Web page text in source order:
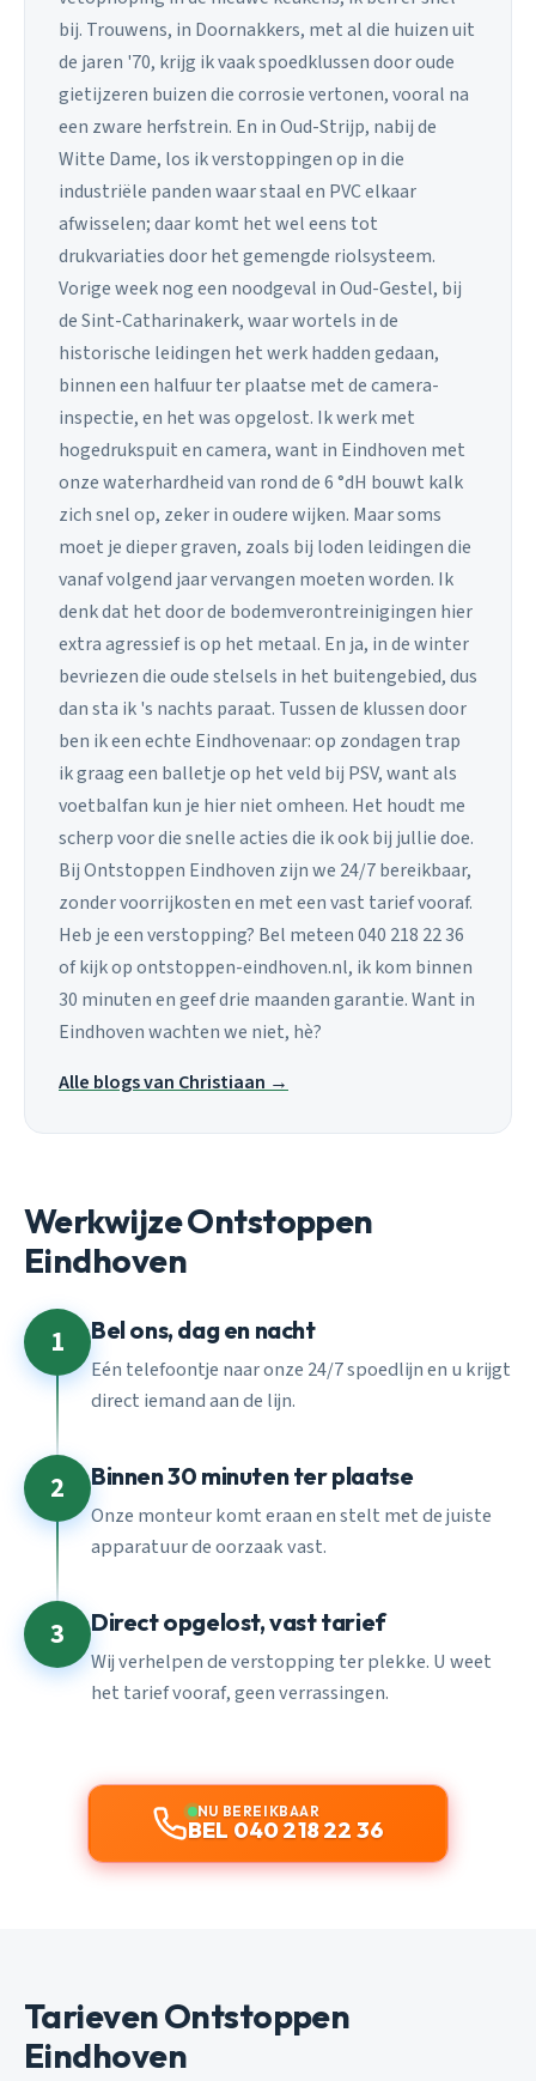
bij. Trouwens, in Doornakkers, met al die huizen uit
de jaren '70, krijg ik vaak spoedklussen door oude
gietijzeren buizen die corrosie vertonen, vooral na
een zware herfstrein. En in Oud-Strijp, nabij de
Witte Dame, los ik verstoppingen op in die
industriële panden waar staal en PVC elkaar
afwisselen; daar komt het wel eens tot
drukvariaties door het gemengde riolsysteem.
Vorige week nog een noodgeval in Oud-Gestel, bij
de Sint-Catharinakerk, waar wortels in de
historische leidingen het werk hadden gedaan,
binnen een halfuur ter plaatse met de camera-
inspectie, en het was opgelost. Ik werk met
hogedrukspuit en camera, want in Eindhoven met
onze waterhardheid van rond de 6 °dH bouwt kalk
zich snel op, zeker in oudere wijken. Maar soms
moet je dieper graven, zoals bij loden leidingen die
vanaf volgend jaar vervangen moeten worden. Ik
denk dat het door de bodemverontreinigingen hier
extra agressief is op het metaal. En ja, in de winter
bevriezen die oude stelsels in het buitengebied, dus
dan sta ik 's nachts paraat. Tussen de klussen door
ben ik een echte Eindhovenaar: op zondagen trap
ik graag een balletje op het veld bij PSV, want als
voetbalfan kun je hier niet omheen. Het houdt me
scherp voor die snelle acties die ik ook bij jullie doe.
Bij Ontstoppen Eindhoven zijn we 24/7 bereikbaar,
zonder voorrijkosten en met een vast tarief vooraf.
Heb je een verstopping? Bel meteen 040 218 22 36
of kijk op ontstoppen-eindhoven.nl, ik kom binnen
30 minuten en geef drie maanden garantie. Want in
Eindhoven wachten we niet, hè?
Alle blogs van Christiaan →
Werkwijze Ontstoppen
Eindhoven
1 Bel ons, dag en nacht
Eén telefoontje naar onze 24/7 spoedlijn en u krijgt
direct iemand aan de lijn.
2 Binnen 30 minuten ter plaatse
Onze monteur komt eraan en stelt met de juiste
apparatuur de oorzaak vast.
3 Direct opgelost, vast tarief
Wij verhelpen de verstopping ter plekke. U weet
het tarief vooraf, geen verrassingen.
NU BEREIKBAAR
BEL 040 218 22 36
Tarieven Ontstoppen
Eindhoven